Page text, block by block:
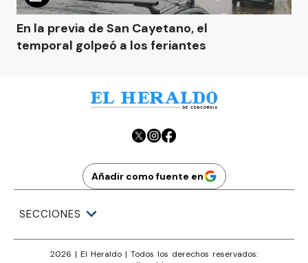
En la previa de San Cayetano, el
temporal golpeó a los feriantes
Añadir como fuente en
SECCIONES
2026 | El Heraldo | Todos los derechos reservados: